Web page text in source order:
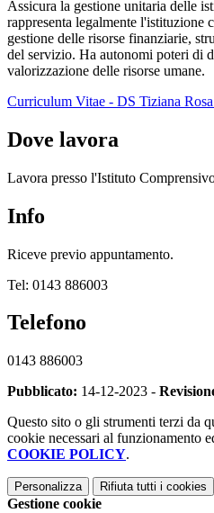
Assicura la gestione unitaria delle
rappresenta legalmente l'istituzione
gestione delle risorse finanziarie,
del servizio. Ha autonomi poteri di
valorizzazione delle risorse umane.
Curriculum Vitae - DS Tiziana
Dove lavora
Lavora presso l'Istituto
Info
Riceve previo appuntamento.
Tel: 0143 886003
Telefono
0143 886003
Pubblicato: 14-12-2023 -
Questo sito o gli strumenti terzi da
cookie necessari al funzionamento
COOKIE POLICY.
Personalizza Rifiuta tutti i cookies
Gestione cookie